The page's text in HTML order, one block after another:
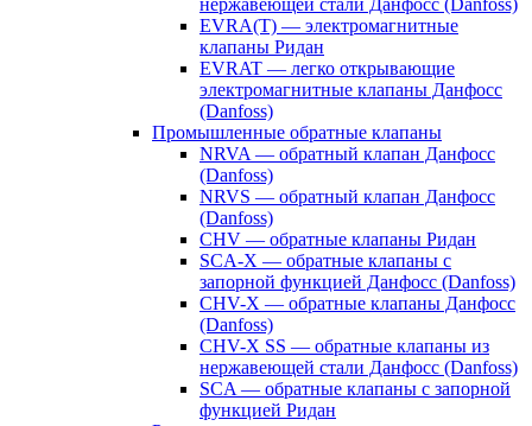
нержавеющей стали Данфосс (Danfoss)
EVRA(T) — электромагнитные
клапаны Ридан
EVRAT — легко открывающие
электромагнитные клапаны Данфосс
(Danfoss)
Промышленные обратные клапаны
NRVA — обратный клапан Данфосс
(Danfoss)
NRVS — обратный клапан Данфосс
(Danfoss)
CHV — обратные клапаны Ридан
SCA-X — обратные клапаны с
запорной функцией Данфосс (Danfoss)
CHV-X — обратные клапаны Данфосс
(Danfoss)
CHV-X SS — обратные клапаны из
нержавеющей стали Данфосс (Danfoss)
SCA — обратные клапаны с запорной
функцией Ридан